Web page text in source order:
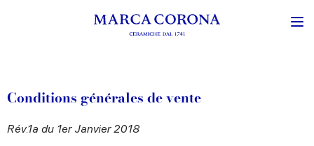
Conditions générales de vente
Rév.1a du 1er Janvier 2018